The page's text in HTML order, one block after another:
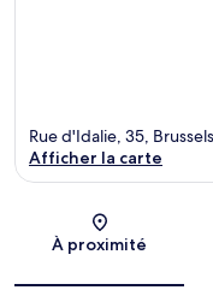
Rue d'Idalie, 35,
Afficher la carte
À proximité